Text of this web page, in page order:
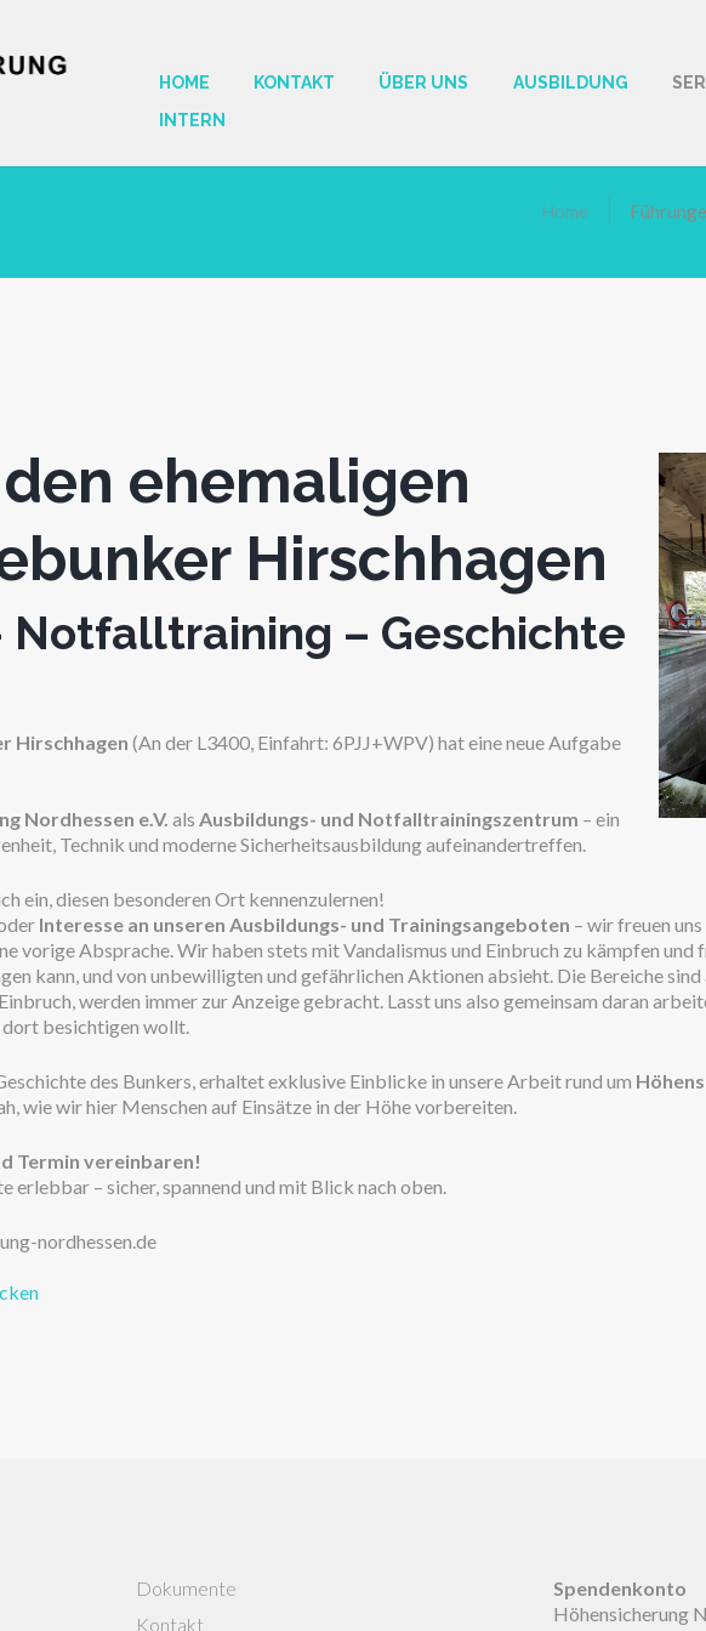
HOME KONTAKT ÜBER UNS AUSBILDUNG
INTERN
Home
ehemaligen
Hirschhagen
Notfalltraining – Geschichte
Hirschhagen (An der L3400, Einfahrt: 6PJJ+WPV) hat eine neue Aufgabe
Nordhessen e.V. als Ausbildungs- und Notfalltrainingszentrum – ein
Technik und moderne Sicherheitsausbildung aufeinandertreffen.
ein, diesen besonderen Ort kennenzulernen!
Interesse an unseren Ausbildungs- und Trainingsangeboten – wir freuen
vorige Absprache. Wir haben stets mit Vandalismus und Einbruch zu kämpfen und
kann, und von unbewilligten und gefährlichen Aktionen absieht. Die Bereiche
werden immer zur Anzeige gebracht. Lasst uns also gemeinsam daran
dort besichtigen wollt.
des Bunkers, erhaltet exklusive Einblicke in unsere Arbeit rund um
wie wir hier Menschen auf Einsätze in der Höhe vorbereiten.
Termin vereinbaren!
erlebbar – sicher, spannend und mit Blick nach oben.
nordhessen.de
Dokumente
Kontakt
Spendenkonto
Höhensicherung